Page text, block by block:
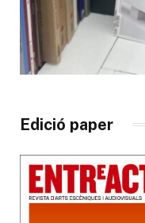
Edició paper